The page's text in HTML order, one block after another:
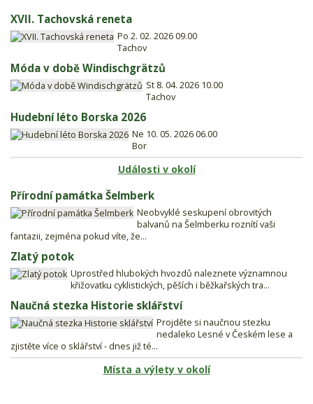
XVII. Tachovská reneta
Po 2. 02. 2026 09.00
Tachov
Móda v době Windischgrätzů
St 8. 04. 2026 10.00
Tachov
Hudební léto Borska 2026
Ne 10. 05. 2026 06.00
Bor
Události v okolí
Přírodní památka Šelmberk
Neobvyklé seskupení obrovitých
balvanů na Šelmberku roznítí vaši
fantazii, zejména pokud víte, že...
Zlatý potok
Uprostřed hlubokých hvozdů naleznete významnou
křižovatku cyklistických, pěších i běžkařských tra...
Naučná stezka Historie sklářství
Projděte si naučnou stezku
nedaleko Lesné v Českém lese a
zjistěte více o sklářství - dnes již té...
Místa a výlety v okolí